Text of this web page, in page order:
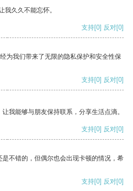
我久久不能忘怀。
支持[0] 反对[0]
为我们带来了无限的隐私保护和安全性保
支持[0] 反对[0]
我能够与朋友保持联系，分享生活点滴。
支持[0] 反对[0]
不错的，但偶尔也会出现卡顿的情况，希
支持[0] 反对[0]